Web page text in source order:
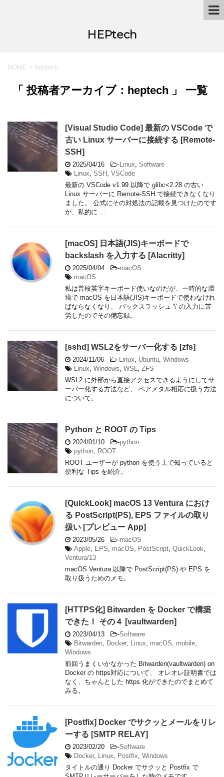
HEPtech
HOME > heptech
「 投稿者アーカイブ：heptech 」 一覧
[Visual Studio Code] 最新の VSCode で
古い Linux サーバーに接続する [Remote-
SSH]
2025/04/16 -Linux Software
Linux SSH VSCode
最新の VSCode v1.99 以降で glibc<2.28 の古い
Linux サーバーに Remote-SSH で接続できなくなり
ました。 公式にその対処法の記載を見つけたのです
が、私的に ...
[macOS] 日本語(JIS)キーボードで
backslash を入力する [Alacritty]
2025/04/04 -macOS
macOS
私は普段英字キーボード使いなのだが、一時的な環
境で macOS を日本語(JIS)キーボードで使わなけれ
ばならなくなり、 バックスラッシュ '\' の入力に苦
労したのでその備忘録。
[sshd] WSL2をサーバー化する [zfs]
2024/11/06 -Linux Ubuntu Windows
Linux Windows WSL
ZFS
WSL2 に外部から直接アクセスできるようにしてサ
ーバー化する方法など、 ベアメタル相応に扱う方法
について。
Python と ROOT の Tips
2024/01/10 -python
python ROOT
ROOT ユーザーが python を使う上で知っていると
便利な Tips を紹介。
[QuickLook] macOS 13 Ventura におけ
る PostScript(PS), EPS ファイルの取り
扱い [プレビュー App]
2023/05/26 -macOS
Apple EPS macOS PostScript QuickLook
Ventura/13
macOS Ventura 以降で PostScript(PS) や EPS を
取り扱うためのメモ。
[HTTPS化] Bitwarden を Docker で構築
できた！ その４ [vaultwarden]
2023/04/13 -Software
Bitwarden Docker, Linux macOS mobile
Windows
前回うまくいかなかった Bitwarden(vaultwarden) on
Docker の https対応について、 オレオレ証明書では
なく、ちゃんとした https 化ができたのでまとめて
みる。
[Postfix] Docker でサクッとメールをリレ
ーする [SMTP RELAY]
2023/02/20 -Software
Docker, Linux Postfix Windows
タイトルの通り Docker でサクッと Postfix で